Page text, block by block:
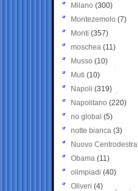
Milano (300)
Montezemolo (7)
Monti (357)
moschea (11)
Musso (10)
Muti (10)
Napoli (319)
Napolitano (220)
no global (5)
notte bianca (3)
Nuovo Centrodestra
Obama (11)
olimpiadi (40)
Oliveri (4)